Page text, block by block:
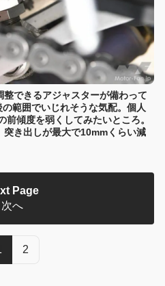
整できるアジャスターが備わって
範囲でいじれそうな気配。個人
傾度を弱くしてみたいところ。
き出しが最大で10mmくらい減
Page
次へ
2